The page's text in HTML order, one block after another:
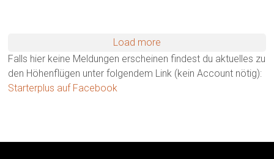
Load more
Falls hier keine Meldungen erscheinen findest du aktuelles zu
den Höhenflügen unter folgendem Link (kein Account nötig):
Starterplus auf Facebook